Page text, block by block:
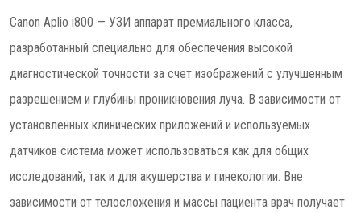
Canon Aplio i800 — УЗИ аппарат премиального класса,
разработанный специально для обеспечения высокой
диагностической точности за счет изображений с улучшенным
разрешением и глубины проникновения луча. В зависимости от
установленных клинических приложений и используемых
датчиков система может использоваться как для общих
исследований, так и для акушерства и гинекологии. Вне
зависимости от телосложения и массы пациента врач получает